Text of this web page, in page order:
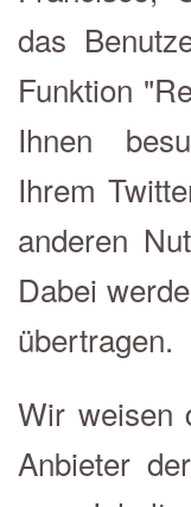
das
Funktion
Ihnen
Ihrem
anderen
Dabei
übertragen.
Wir weisen
Anbieter